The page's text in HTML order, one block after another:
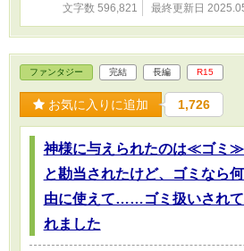
文字数 596,821 最終更新日
ファンタジー 完結 長編 R15
お気に入りに追加 1,726
神様に与えられたのは≪ゴミ≫
と勘当されたけど、ゴミなら
由に使えて……ゴミ扱いされ
れました